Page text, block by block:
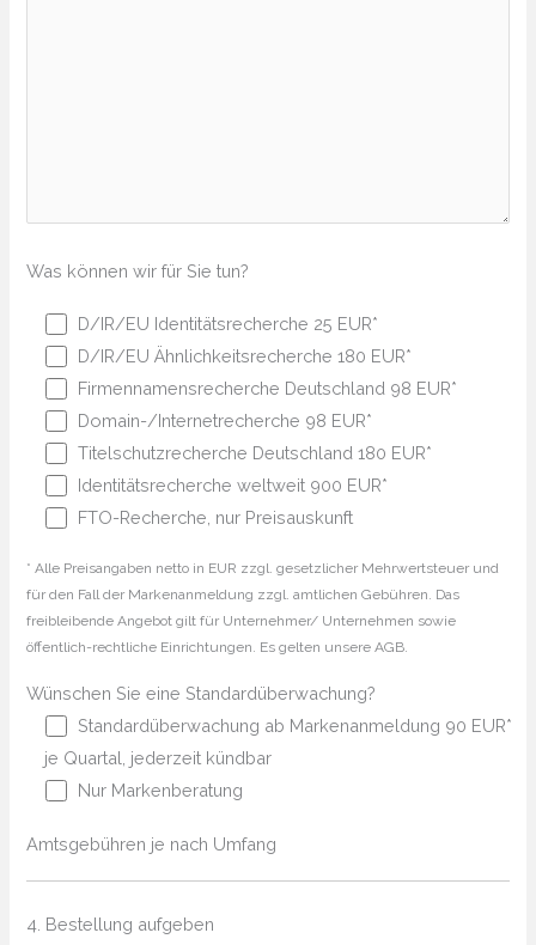
Was können wir für Sie tun?
D/IR/EU Identitätsrecherche 25 EUR*
D/IR/EU Ähnlichkeitsrecherche 180 EUR*
Firmennamensrecherche Deutschland 98 EUR*
Domain-/Internetrecherche 98 EUR*
Titelschutzrecherche Deutschland 180 EUR*
Identitätsrecherche weltweit 900 EUR*
FTO-Recherche, nur Preisauskunft
* Alle Preisangaben netto in EUR zzgl. gesetzlicher Mehrwertsteuer und
für den Fall der Markenanmeldung zzgl. amtlichen Gebühren. Das
freibleibende Angebot gilt für Unternehmer/ Unternehmen sowie
öffentlich-rechtliche Einrichtungen. Es gelten unsere AGB.
Wünschen Sie eine Standardüberwachung?
Standardüberwachung ab Markenanmeldung 90 EUR*
je Quartal, jederzeit kündbar
Nur Markenberatung
Amtsgebühren je nach Umfang
4. Bestellung aufgeben